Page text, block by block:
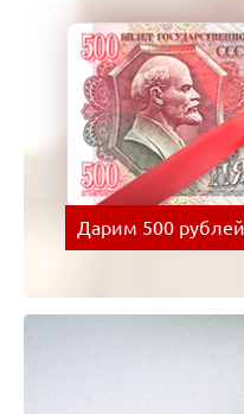
Дарим 500
на следующую